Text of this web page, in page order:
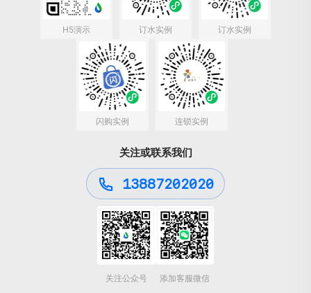
H5演示 订水实例 订水实例
闪购实例 连锁实例
关注或联系我们
13887202020
关注公众号 添加客服微信